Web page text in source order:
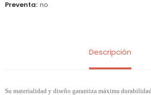
Preventa no
Descripción
Su materialidad y diseño garantiza máxima